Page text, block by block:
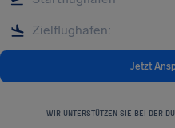
Jetzt
WIR UNTERSTÜTZEN SIE BEI DER